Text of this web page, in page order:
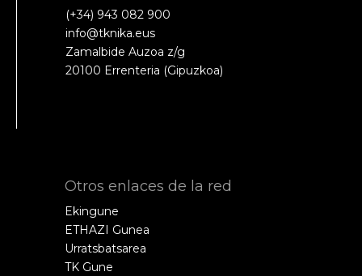
(+34) 943 082 900
info@tknika.eus
Zamalbide Auzoa z/g
20100 Errenteria (Gipuzkoa)
Otros enlaces de la red
Ekingune
ETHAZI Gunea
Urratsbatsarea
TK Gune